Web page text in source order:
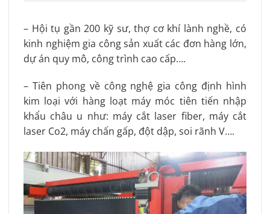
– Hội tụ gần 200 kỹ sư, thợ cơ khí lành nghề, có
kinh nghiệm gia công sản xuất các đơn hàng lớn,
dự án quy mô, công trình cao cấp….
– Tiên phong về công nghệ gia công định hình
kim loại với hàng loạt máy móc tiên tiến nhập
khẩu châu u như: máy cắt laser fiber, máy cắt
laser Co2, máy chấn gấp, đột dập, soi rãnh V….